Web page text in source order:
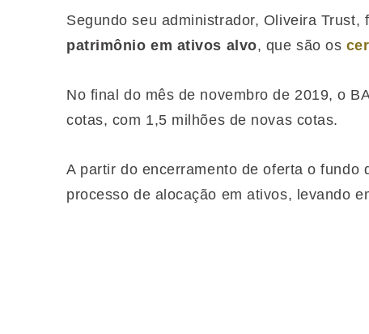
Segundo seu administrador, Oliveira Trust,
patrimônio em ativos alvo, que são os
No final do mês de novembro de 2019, o
cotas, com 1,5 milhões de novas cotas.
A partir do encerramento de oferta o fundo
processo de alocação em ativos, levando